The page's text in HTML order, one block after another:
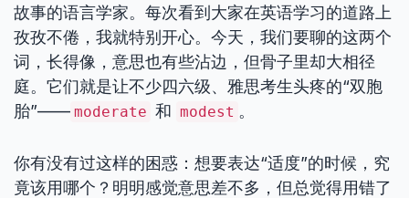
故事的语言学家。每次看到大家在英语学习的道路上
孜孜不倦，我就特别开心。今天，我们要聊的这两个
词，长得像，意思也有些沾边，但骨子里却大相径
庭。它们就是让不少四六级、雅思考生头疼的“双胞
胎”—— moderate 和 modest 。
你有没有过这样的困惑：想要表达“适度”的时候，究
竟该用哪个？明明感觉意思差不多，但总觉得用错了